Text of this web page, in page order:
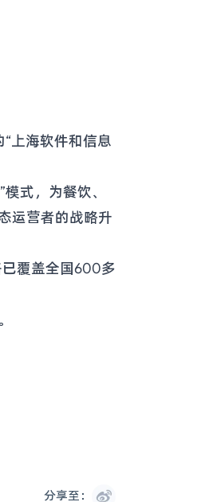
上海软件和信息
式，为餐饮、
运营者的战略升
已覆盖全国600多
分享至：